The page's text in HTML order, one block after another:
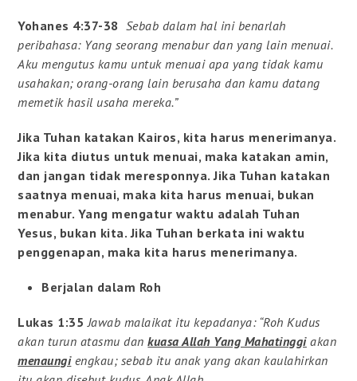
Yohanes 4:37-38 Sebab dalam hal ini benarlah
peribahasa: Yang seorang menabur dan yang lain menuai.
Aku mengutus kamu untuk menuai apa yang tidak kamu
usahakan; orang-orang lain berusaha dan kamu datang
memetik hasil usaha mereka.”
Jika Tuhan katakan Kairos, kita harus menerimanya.
Jika kita diutus untuk menuai, maka katakan amin,
dan jangan tidak meresponnya. Jika Tuhan katakan
saatnya menuai, maka kita harus menuai, bukan
menabur. Yang mengatur waktu adalah Tuhan
Yesus, bukan kita. Jika Tuhan berkata ini waktu
penggenapan, maka kita harus menerimanya.
Berjalan dalam Roh
Lukas 1:35 Jawab malaikat itu kepadanya: “Roh Kudus
akan turun atasmu dankuasa Allah Yang Mahatinggiakan
menaungiengkau; sebab itu anak yang akan kaulahirkan